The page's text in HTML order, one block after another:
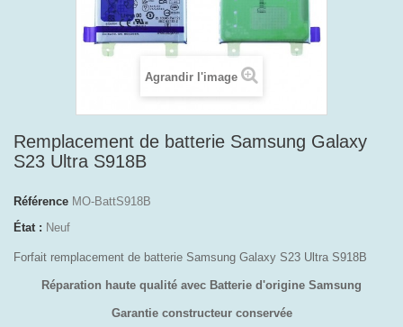
Agrandir l'image
Remplacement de batterie Samsung Galaxy
S23 Ultra S918B
Référence MO-BattS918B
État : Neuf
Forfait remplacement de batterie Samsung Galaxy S23 Ultra S918B
Réparation haute qualité avec Batterie d'origine Samsung
Garantie constructeur conservée